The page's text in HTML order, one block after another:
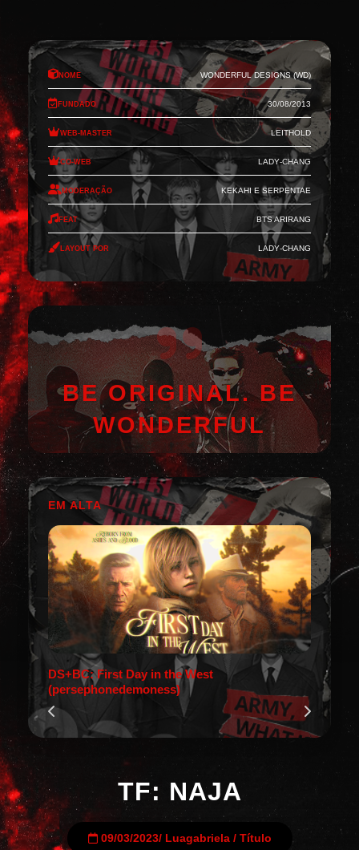
Nome Wonderful Designs (WD)
Fundado 30/08/2013
Web-Master Leithold
Co-Web Lady-Chang
Moderação Kekahi e Serpentae
Feat BTS Arirang
Layout por Lady-Chang
BE ORIGINAL. BE
WONDERFUL
EM ALTA
DS+BC: First Day in the West
(persephonedemoness)
TF: NAJA
09/03/2023/ Luagabriela/ Título